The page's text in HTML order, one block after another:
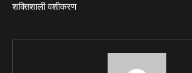
शक्तिशाली वशीकरण